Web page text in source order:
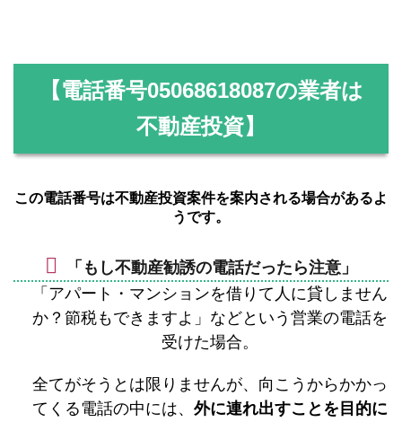
【電話番号05068618087の業者は
不動産投資】
この電話番号は不動産投資案件を案内される場合があるよ
うです。
「もし不動産勧誘の電話だったら注意」
「アパート・マンションを借りて人に貸しません
か？節税もできますよ」などという営業の電話を
受けた場合。
全てがそうとは限りませんが、向こうからかかっ
てくる電話の中には、 外に連れ出すことを目的に